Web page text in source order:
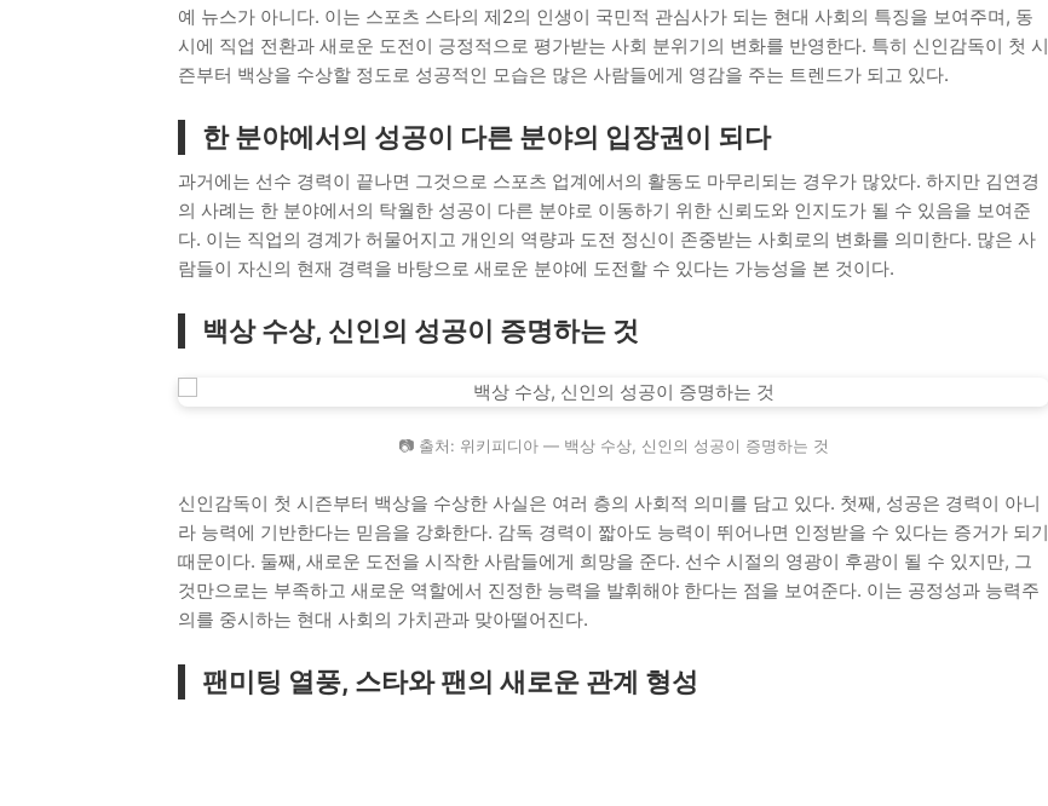
예 뉴스가 아니다. 이는 스포츠 스타의 제2의 인생이 국민적 관심사가 되는 현대 사회의 특징을 보여주며, 동
시에 직업 전환과 새로운 도전이 긍정적으로 평가받는 사회 분위기의 변화를 반영한다. 특히 신인감독이 첫 시
즌부터 백상을 수상할 정도로 성공적인 모습은 많은 사람들에게 영감을 주는 트렌드가 되고 있다.
한 분야에서의 성공이 다른 분야의 입장권이 되다
과거에는 선수 경력이 끝나면 그것으로 스포츠 업계에서의 활동도 마무리되는 경우가 많았다. 하지만 김연경
의 사례는 한 분야에서의 탁월한 성공이 다른 분야로 이동하기 위한 신뢰도와 인지도가 될 수 있음을 보여준
다. 이는 직업의 경계가 허물어지고 개인의 역량과 도전 정신이 존중받는 사회로의 변화를 의미한다. 많은 사
람들이 자신의 현재 경력을 바탕으로 새로운 분야에 도전할 수 있다는 가능성을 본 것이다.
백상 수상, 신인의 성공이 증명하는 것
📷 출처: 위키피디아 — 백상 수상, 신인의 성공이 증명하는 것
신인감독이 첫 시즌부터 백상을 수상한 사실은 여러 층의 사회적 의미를 담고 있다. 첫째, 성공은 경력이 아니
라 능력에 기반한다는 믿음을 강화한다. 감독 경력이 짧아도 능력이 뛰어나면 인정받을 수 있다는 증거가 되기
때문이다. 둘째, 새로운 도전을 시작한 사람들에게 희망을 준다. 선수 시절의 영광이 후광이 될 수 있지만, 그
것만으로는 부족하고 새로운 역할에서 진정한 능력을 발휘해야 한다는 점을 보여준다. 이는 공정성과 능력주
의를 중시하는 현대 사회의 가치관과 맞아떨어진다.
팬미팅 열풍, 스타와 팬의 새로운 관계 형성